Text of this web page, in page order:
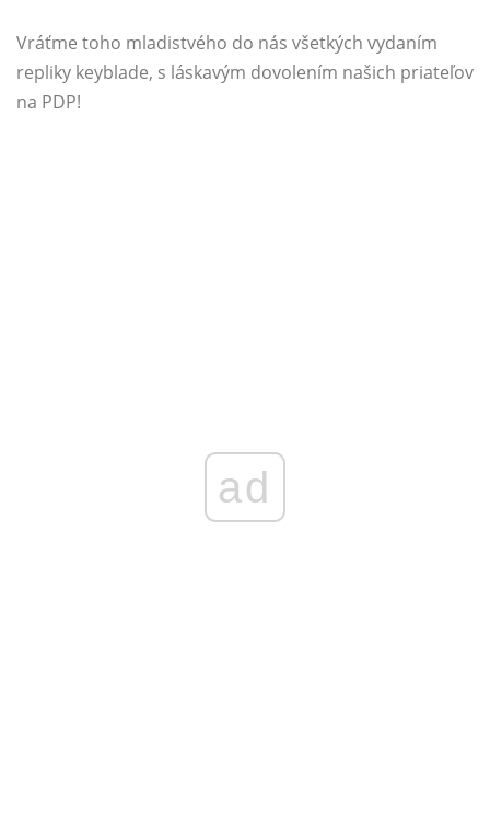
Vráťme toho mladistvého do nás všetkých vydaním
repliky keyblade, s láskavým dovolením našich priateľov
na PDP!
ad